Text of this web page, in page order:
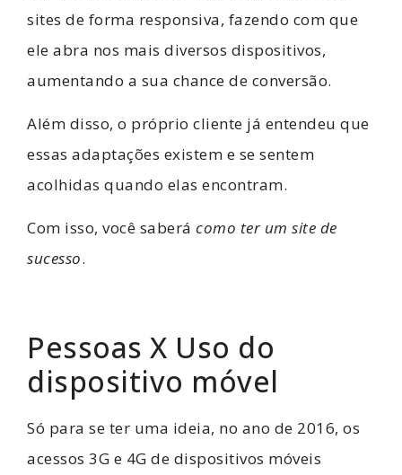
sites de forma responsiva, fazendo com que
ele abra nos mais diversos dispositivos,
aumentando a sua chance de conversão.
Além disso, o próprio cliente já entendeu que
essas adaptações existem e se sentem
acolhidas quando elas encontram.
Com isso, você saberá como ter um site de
sucesso.
Pessoas X Uso do
dispositivo móvel
Só para se ter uma ideia, no ano de 2016, os
acessos 3G e 4G de dispositivos móveis